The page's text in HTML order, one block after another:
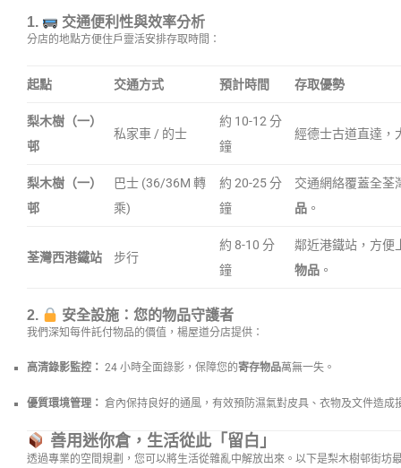
1. 交通便利性與效率分析
分店的地點方便住戶靈活安排存取時間：
起點 交通方式 預計時間 存取優勢
梨木樹（一）
邨
私家車 / 的士
約 10-12 分
鐘
經德士古道直達，
梨木樹（一）
邨
巴士 (36/36M 轉
乘)
約 20-25 分
鐘
交通網絡覆蓋全荃
品 。
荃灣西港鐵站 步行
約 8-10 分
鐘
鄰近港鐵站，方便
物品 。
2. 安全設施：您的物品守護者
我們深知每件託付物品的價值，楊屋道分店提供：
高清錄影監控： 24 小時全面錄影，保障您的寄存物品萬無一失。
優質環境管理： 倉內保持良好的通風，有效預防濕氣對皮具、衣物及文件造成
善用迷你倉，生活從此「留白」
透過專業的空間規劃，您可以將生活從雜亂中解放出來。以下是梨木樹邨街坊